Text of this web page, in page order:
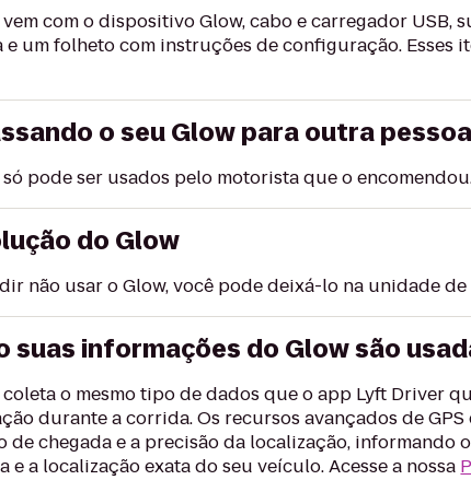
vem com o dispositivo Glow, cabo e carregador
e um folheto com instruções de configuração. Esses
o seu Glow para outra
pode ser usados pelo motorista que o
do Glow
não usar o Glow, você pode deixá-lo na unidade
suas informações do Glow são
coleta o mesmo tipo de dados que o app Lyft Driver
durante a corrida. Os recursos avançados de
de chegada e a precisão da localização, informando
e a localização exata do seu veículo. Acesse a nossa